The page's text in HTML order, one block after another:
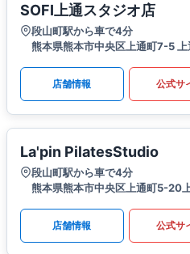
SOFI上通スタジオ店
段山町駅から車で4分
熊本県熊本市中央区上通町7-5
店舗情報 公式サ
La'pin PilatesStudio
段山町駅から車で4分
熊本県熊本市中央区上通町5-20
店舗情報 公式サ